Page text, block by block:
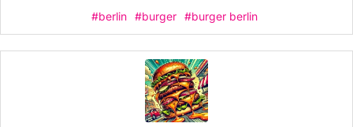
#berlin #burger #burger berlin